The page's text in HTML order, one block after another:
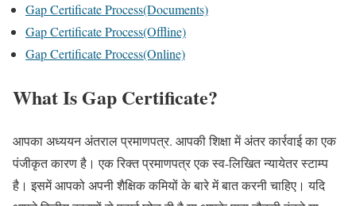
Gap Certificate Process(Documents)
Gap Certificate Process(Offline)
Gap Certificate Process(Online)
What Is Gap Certificate?
आपका अध्ययन अंतराल प्रमाणपत्र. आपकी शिक्षा में अंतर कार्रवाई का एक
पंजीकृत कारण है। एक रिक्त प्रमाणपत्र एक स्व-लिखित न्यायेतर स्टाम्प
है। इसमें आपको अपनी शैक्षिक कमियों के बारे में बात करनी चाहिए। यदि